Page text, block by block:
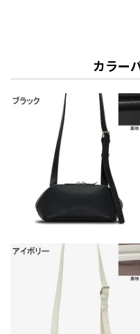
カラー